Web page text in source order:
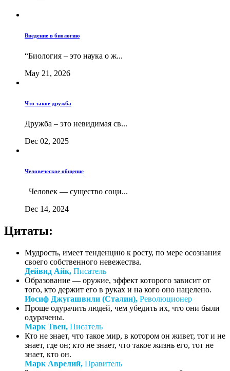
Введение в биологию
“Биология – это наука о ж...
May 21, 2026
Что такое дружба
Дружба – это невидимая св...
Dec 02, 2025
Человеческое общение
Человек — существо соци...
Dec 14, 2024
Цитаты:
Мудрость, имеет тенденцию к росту, по мере осознания
своего собственного невежества.
Дейвид Айк, Писатель
Образование — оружие, эффект которого зависит от
того, кто держит его в руках и на кого оно нацелено.
Иосиф Джугашвили (Сталин), Революционер
Проще одурачить людей, чем убедить их, что они были
одурачены.
Марк Твен, Писатель
Кто не знает, что такое мир, в котором он живет, тот и не
знает, где он; кто не знает, что такое жизнь его, тот не
знает, кто он.
Марк Аврелий, Правитель